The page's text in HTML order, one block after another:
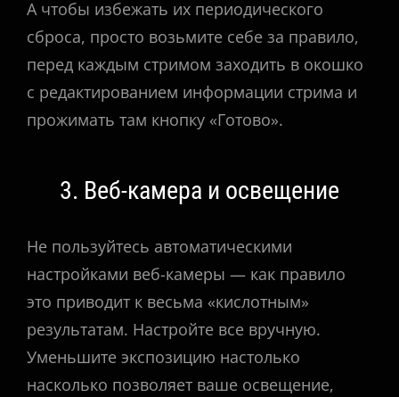
А чтобы избежать их периодического
сброса, просто возьмите себе за правило,
перед каждым стримом заходить в окошко
с редактированием информации стрима и
прожимать там кнопку «Готово».
3. Веб-камера и освещение
Не пользуйтесь автоматическими
настройками веб-камеры — как правило
это приводит к весьма «кислотным»
результатам. Настройте все вручную.
Уменьшите экспозицию настолько
насколько позволяет ваше освещение,